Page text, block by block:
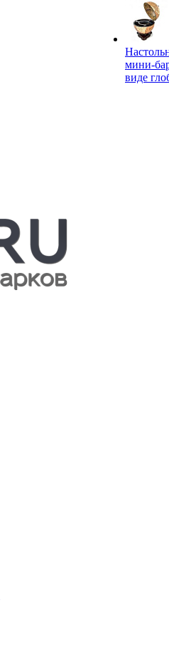
мини-
виде